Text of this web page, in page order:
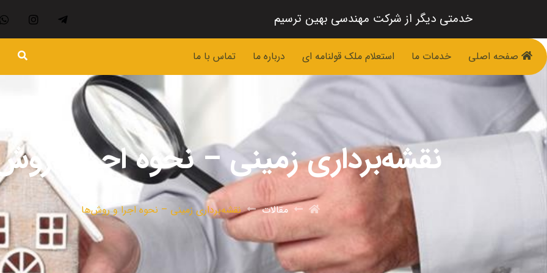
خدمتی دیگر از شرکت مهندسی بهین ترسیم
صفحه اصلی خدمات ما استعلام ملک قولنامه ای درباره ما تماس با ما
نقشه‌برداری زمینی – نحوه اجرا و
مقالات نقشه‌برداری زمینی – نحوه اجرا و روش‌ها